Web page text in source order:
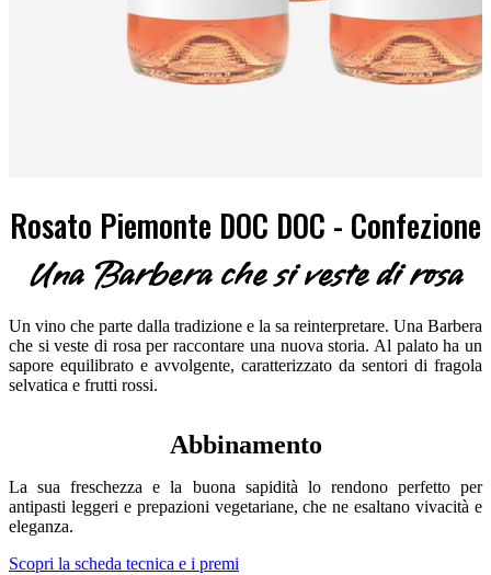
Rosato Piemonte DOC DOC - Confezione
Una Barbera che si veste di rosa
Un vino che parte dalla tradizione e la sa reinterpretare. Una Barbera
che si veste di rosa per raccontare una nuova storia. Al palato ha un
sapore equilibrato e avvolgente, caratterizzato da sentori di fragola
selvatica e frutti rossi.
Abbinamento
La sua freschezza e la buona sapidità lo rendono perfetto per
antipasti leggeri e prepazioni vegetariane, che ne esaltano vivacità e
eleganza.
Scopri la scheda tecnica e i premi